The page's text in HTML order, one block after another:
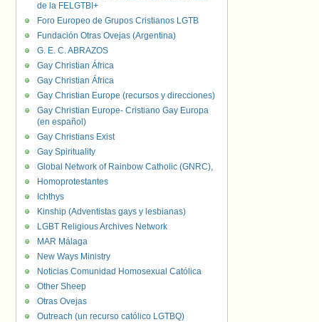
de la FELGTBI+
Foro Europeo de Grupos Cristianos LGTB
Fundación Otras Ovejas (Argentina)
G. E. C. ABRAZOS
Gay Christian África
Gay Christian África
Gay Christian Europe (recursos y direcciones)
Gay Christian Europe- Cristiano Gay Europa
(en español)
Gay Christians Exist
Gay Spirituality
Global Network of Rainbow Catholic (GNRC),
Homoprotestantes
Ichthys
Kinship (Adventistas gays y lesbianas)
LGBT Religious Archives Network
MAR Málaga
New Ways Ministry
Noticias Comunidad Homosexual Católica
Other Sheep
Otras Ovejas
Outreach (un recurso católico LGTBQ)